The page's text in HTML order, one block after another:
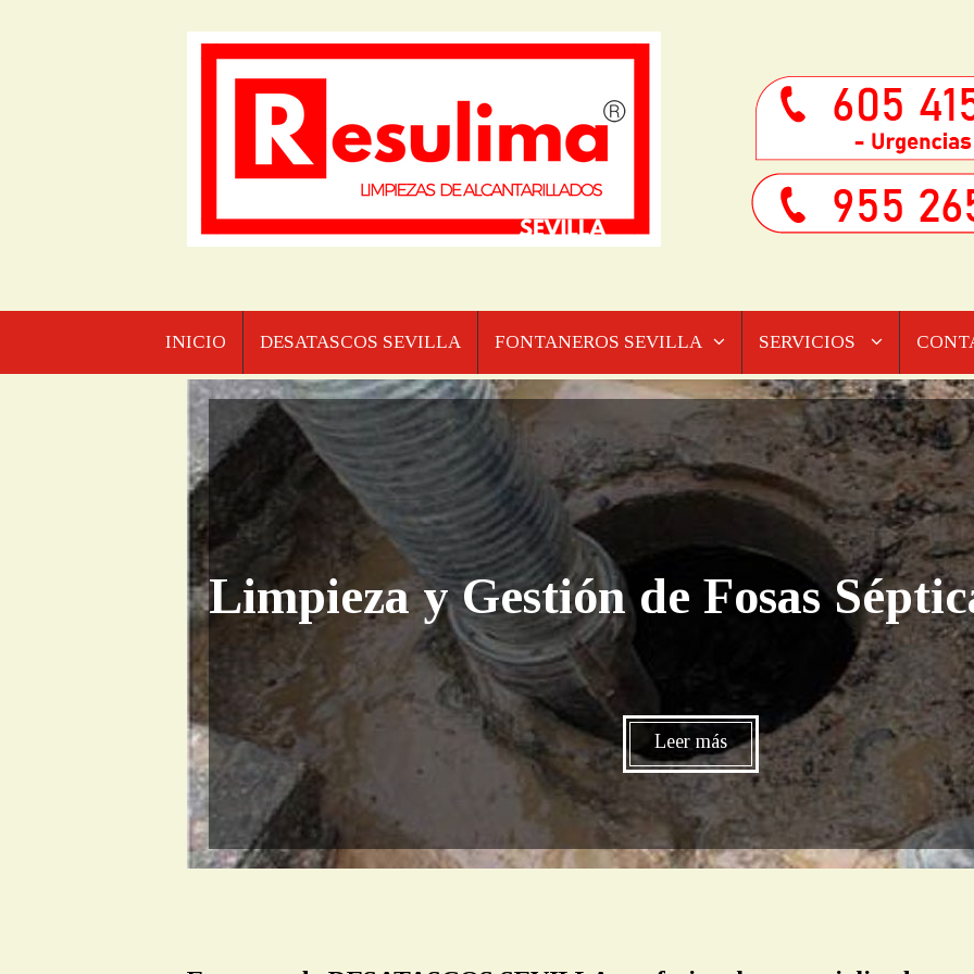
INICIO DESATASCOS SEVILLA FONTANEROS SEVILLA SERVICIOS
Limpieza y Gestión de Fosas
Leer más